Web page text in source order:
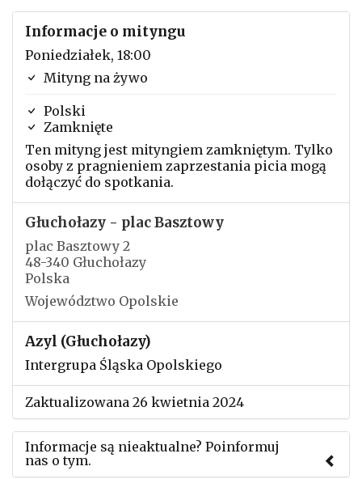
Informacje o mityngu
Poniedziałek, 18:00
Mityng na żywo
Polski
Zamknięte
Ten mityng jest mityngiem zamkniętym. Tylko
osoby z pragnieniem zaprzestania picia mogą
dołączyć do spotkania.
Głuchołazy - plac Basztowy
plac Basztowy 2
48-340 Głuchołazy
Polska
Województwo Opolskie
Azyl (Głuchołazy)
Intergrupa Śląska Opolskiego
Zaktualizowana 26 kwietnia 2024
Informacje są nieaktualne? Poinformuj
nas o tym.